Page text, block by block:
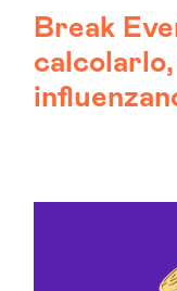
Break